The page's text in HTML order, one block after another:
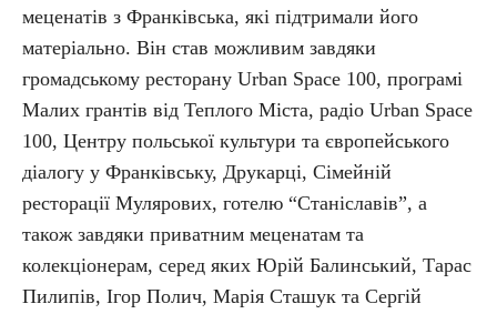
меценатів з Франківська, які підтримали його
матеріально. Він став можливим завдяки
громадському ресторану Urban Space 100, програмі
Малих грантів від Теплого Міста, радіо Urban Space
100, Центру польської культури та європейського
діалогу у Франківську, Друкарці, Сімейній
ресторації Мулярових, готелю “Станіславів”, а
також завдяки приватним меценатам та
колекціонерам, серед яких Юрій Балинський, Тарас
Пилипів, Ігор Полич, Марія Сташук та Сергій